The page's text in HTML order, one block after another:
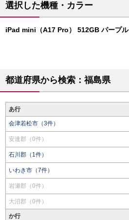
選択した機種・カラー
iPad mini（A17 Pro） 512GB パープル
都道府県から検索：福島県
あ行
会津若松市（3件）
安達郡（0件）
石川郡（1件）
いわき市（7件）
岩瀬郡（0件）
大沼郡（0件）
か行